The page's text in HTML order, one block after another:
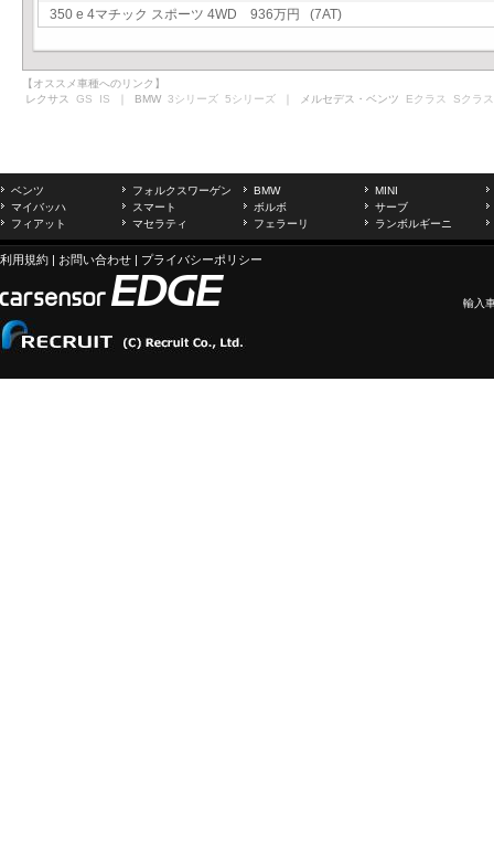
350 e 4マチック スポーツ 4WD 936万円 (7AT)
【オススメ車種へのリンク】
レクサス GS IS ｜ BMW 3シリーズ 5シリーズ ｜ メルセデス・ベンツ Eクラス Sクラス
ベンツ フォルクスワーゲン BMW
MINI
マイバッハ
スマート ボルボ
サーブ
フィアット
マセラティ フェラーリ ランボルギーニ
利用規約 | お問い合わせ | プライバシーポリシー
輸入